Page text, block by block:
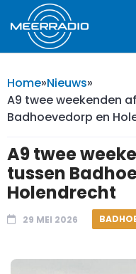
Home»Nieuws»
A9 twee weekenden
Badhoevedorp en
A9 twee
tussen
Holendrecht
29 MEI 2026